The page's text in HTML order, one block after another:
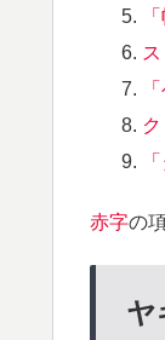
赤字の
ヤ